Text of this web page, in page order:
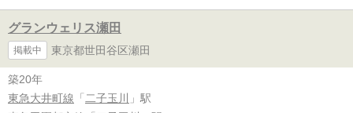
グランウェリス瀬田
掲載中 東京都世田谷区瀬田
築20年
東急大井町線 「 二子玉川
」駅